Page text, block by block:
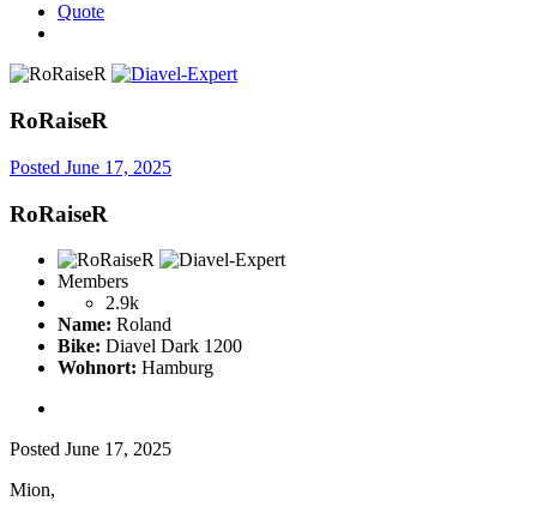
Quote
RoRaiseR
Posted June 17, 2025
RoRaiseR
Members
2.9k
Name: Roland
Bike: Diavel Dark 1200
Wohnort: Hamburg
Posted June 17, 2025
Mion,